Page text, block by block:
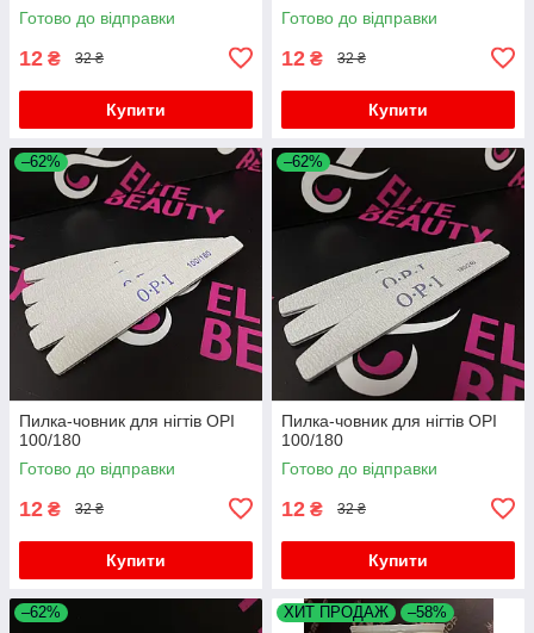
Готово до відправки
12 ₴ 32 ₴
Купити
Готово до відправки
12 ₴ 32 ₴
Купити
–62%
Пилка-човник для нігтів OPI
100/180
Готово до відправки
12 ₴ 32 ₴
Купити
–62%
Пилка-човник для нігтів OPI
100/180
Готово до відправки
12 ₴ 32 ₴
Купити
–62% ХИТ ПРОДАЖ –58%